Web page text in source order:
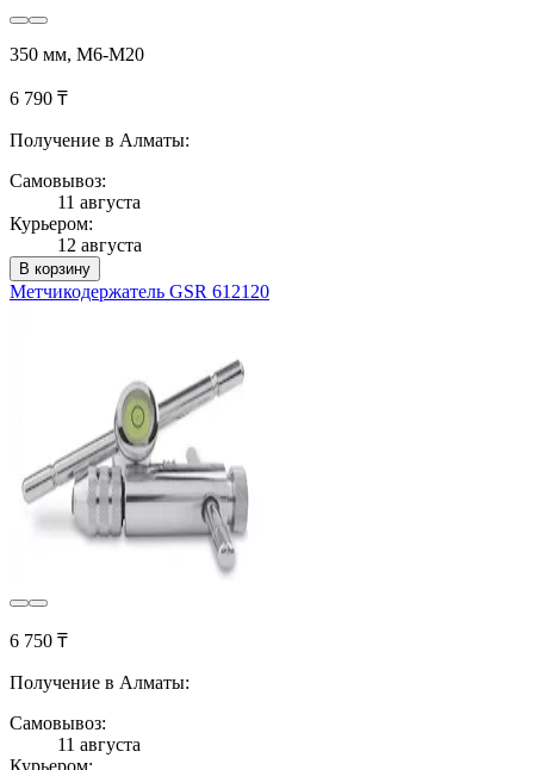
350 мм, М6-М20
6 790 ₸
Получение в Алматы:
Самовывоз:
11 августа
Курьером:
12 августа
В корзину
Метчикодержатель GSR 612120
6 750 ₸
Получение в Алматы:
Самовывоз:
11 августа
Курьером: